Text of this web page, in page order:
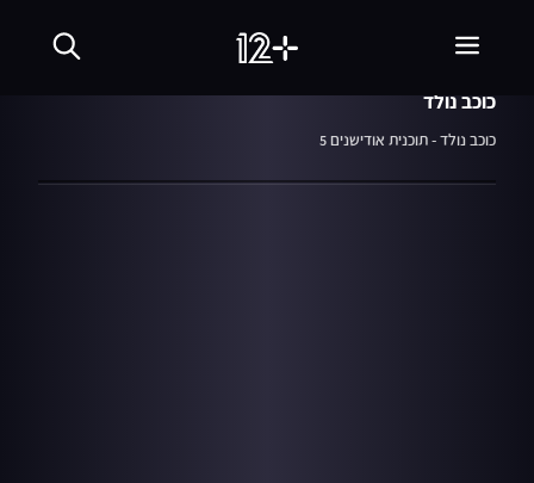
16.04.11
האודישן של משי חזיזה
כוכב נולד
כוכב נולד - תוכנית אודישנים 5